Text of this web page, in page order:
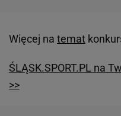
Więcej na temat
ŚLĄSK.SPORT.PL na
>>